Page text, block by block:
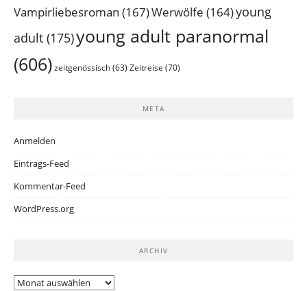
Vampirliebesroman (167)Werwölfe (164)young
adult (175)young adult paranormal
(606) zeitgenössisch (63) Zeitreise (70)
META
Anmelden
Eintrags-Feed
Kommentar-Feed
WordPress.org
ARCHIV
Archiv